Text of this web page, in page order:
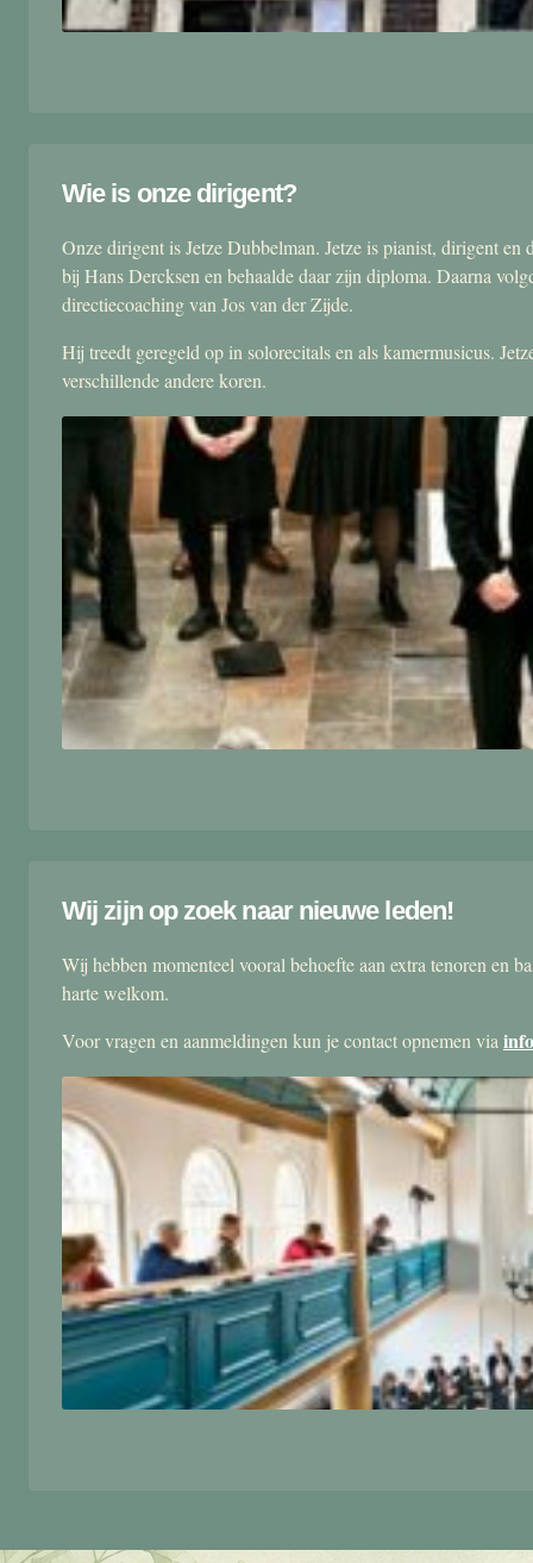
Wie is onze dirigent?
Onze dirigent is Jetze Dubbelman. Jetze is pianist, dirigent
bij Hans Dercksen en behaalde daar zijn diploma. Daarna
directiecoaching van Jos van der Zijde.
Hij treedt geregeld op in solorecitals en als kamermusicus.
verschillende andere koren.
Wij zijn op zoek naar nieuwe leden!
Wij hebben momenteel vooral behoefte aan extra tenoren en
harte welkom.
Voor vragen en aanmeldingen kun je contact opnemen via